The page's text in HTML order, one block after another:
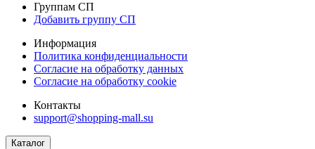
Группам СП
Добавить группу СП
Информация
Политика конфиденциальности
Согласие на обработку данных
Согласие на обработку cookie
Контакты
support@shopping-mall.su
Каталог